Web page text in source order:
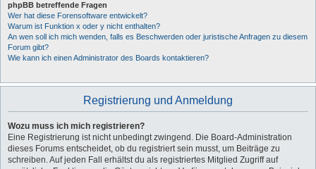
phpBB betreffende Fragen
Wer hat diese Forensoftware entwickelt?
Warum ist Funktion x oder y nicht enthalten?
An wen soll ich mich wenden, falls es Beschwerden oder juristische Anfragen zu diesem
Forum gibt?
Wie kann ich einen Administrator des Boards kontaktieren?
Registrierung und Anmeldung
Wozu muss ich mich registrieren?
Eine Registrierung ist nicht unbedingt zwingend. Die Board-Administration
dieses Forums entscheidet, ob du registriert sein musst, um Beiträge zu
schreiben. Auf jeden Fall erhältst du als registriertes Mitglied Zugriff auf